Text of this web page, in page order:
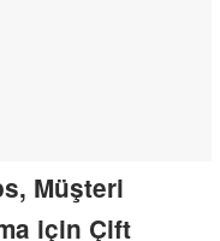
Müşteri
için Çift